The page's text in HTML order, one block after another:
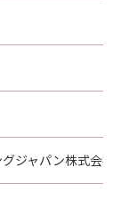
キヤノ
等の記
る場合、
トウエ
「許諾ソ
ジャパン株式会社